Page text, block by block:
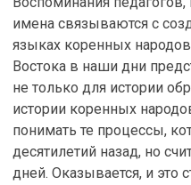
имена связываются с
языках коренных
Востока в наши дни
не только для истории
истории коренных
понимать те процессы,
десятилетий назад, но
дней. Оказывается, и это